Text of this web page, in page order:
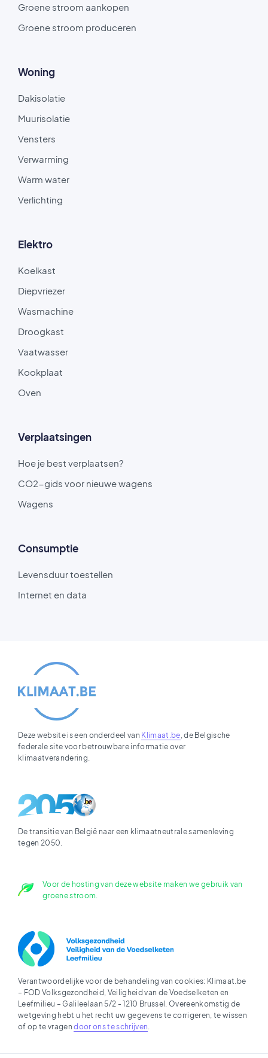
Groene stroom aankopen
Groene stroom produceren
Woning
Dakisolatie
Muurisolatie
Vensters
Verwarming
Warm water
Verlichting
Elektro
Koelkast
Diepvriezer
Wasmachine
Droogkast
Vaatwasser
Kookplaat
Oven
Verplaatsingen
Hoe je best verplaatsen?
CO2-gids voor nieuwe wagens
Wagens
Consumptie
Levensduur toestellen
Internet en data
Deze website is een onderdeel van Klimaat.be , de Belgische
federale site voor betrouwbare informatie over
klimaatverandering.
De transitie van België naar een klimaatneutrale samenleving
tegen 2050.
Voor de hosting van deze website maken we gebruik van
groene stroom.
Verantwoordelijke voor de behandeling van cookies: Klimaat.be
– FOD Volksgezondheid, Veiligheid van de Voedselketen en
Leefmilieu – Galileelaan 5/2 - 1210 Brussel. Overeenkomstig de
wetgeving hebt u het recht uw gegevens te corrigeren, te wissen
of op te vragendoor ons te schrijven